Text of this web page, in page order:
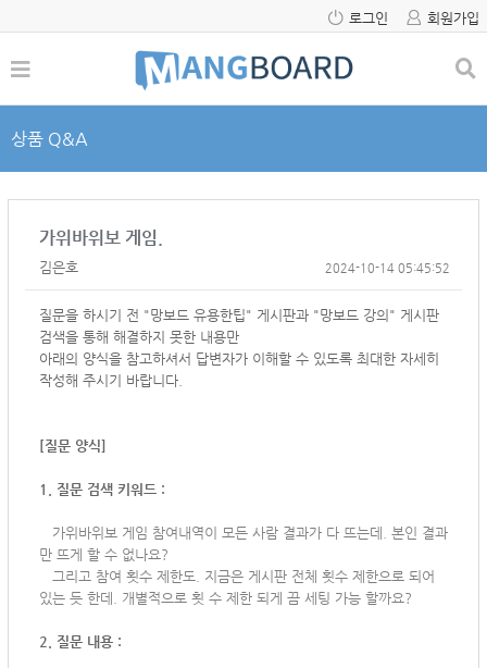
로그인 회원가입
상품 Q&A
가위바위보 게임.
김은호 2024-10-14 05:45:52
질문을 하시기 전 "망보드 유용한팁" 게시판과 "망보드 강의" 게시판
검색을 통해 해결하지 못한 내용만
아래의 양식을 참고하셔서 답변자가 이해할 수 있도록 최대한 자세히
작성해 주시기 바랍니다.
[질문 양식]
1. 질문 검색 키워드 :
가위바위보 게임 참여내역이 모든 사람 결과가 다 뜨는데. 본인 결과
만 뜨게 할 수 없나요?
그리고 참여 횟수 제한도. 지금은 게시판 전체 횟수 제한으로 되어
있는 듯 한데. 개별적으로 횟 수 제한 되게 끔 세팅 가능 할까요?
2. 질문 내용 :